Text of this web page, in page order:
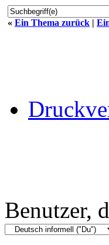
« Ein Thema zurück |
Benutzer,